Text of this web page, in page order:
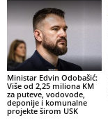
Ministar Edvin Odobašić:
Više od 2,25 miliona KM
za puteve, vodovode,
deponije i komunalne
projekte širom USK